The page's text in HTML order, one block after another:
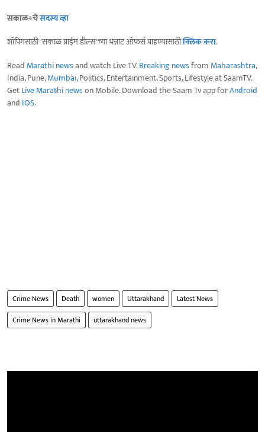
सकाळ+चेसदस्य व्हा
शॉपिंगसाठी 'सकाळ प्राईम डील्स'च्या भन्नाट ऑफर्स पाहण्यासाठीक्लिक करा.
Read Marathi newsand watch Live TV.Breaking newsfrom Maharashtra,
India, Pune,Mumbai, Politics, Entertainment, Sports, Lifestyle at SaamTV.
GetLive Marathi newson Mobile. Download the Saam Tv app forAndroid
and IOS.
Crime News Death women Uttarakhand
Latest News
Crime News in Marathi
uttarakhand news